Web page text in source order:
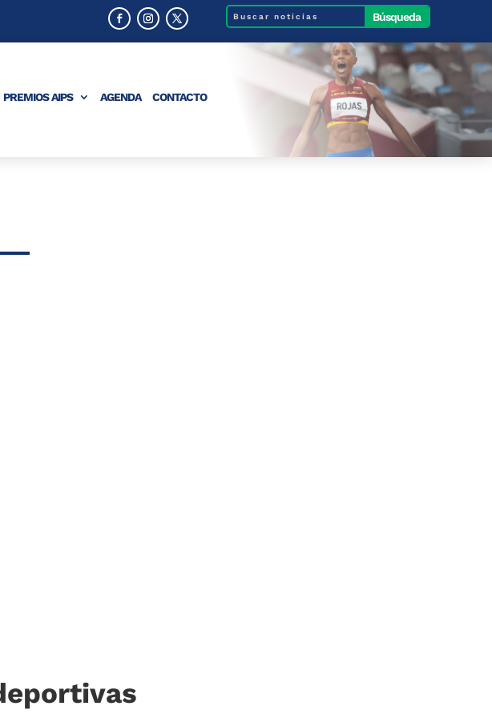
PREMIOS AIPS AGENDA CONTACTO